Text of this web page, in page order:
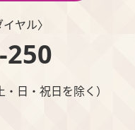
ヤル〉
250
⽇・祝⽇を除く）